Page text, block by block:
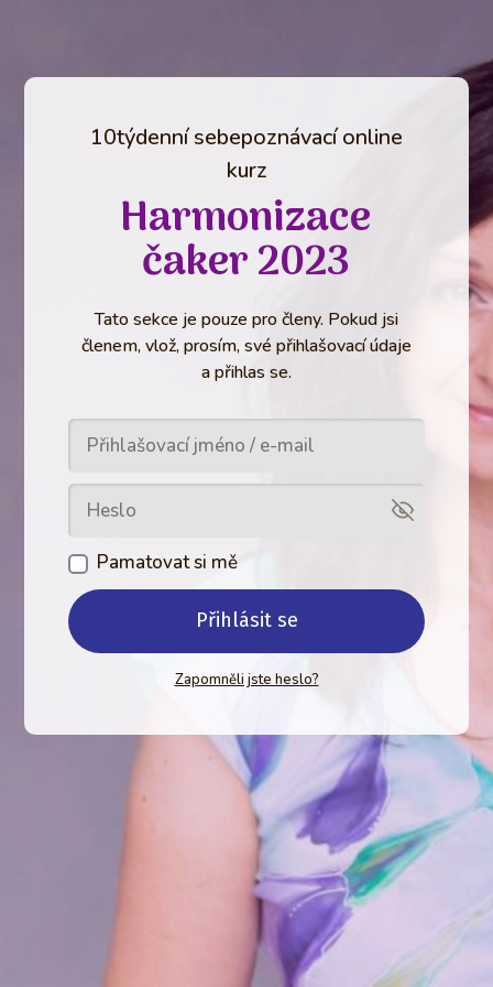
10týdenní sebepoznávací online
kurz
Harmonizace
čaker 2023
Tato sekce je pouze pro členy. Pokud jsi
členem, vlož, prosím, své přihlašovací údaje
a přihlas se.
Pamatovat si mě
Přihlásit se
Zapomněli jste heslo?